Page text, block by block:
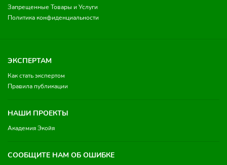
Запрещенные Товары и Услуги
Политика конфиденциальности
ЭКСПЕРТАМ
Как стать экспертом
Правила публикации
НАШИ ПРОЕКТЫ
Академия Экойя
СООБЩИТЕ НАМ ОБ ОШИБКЕ